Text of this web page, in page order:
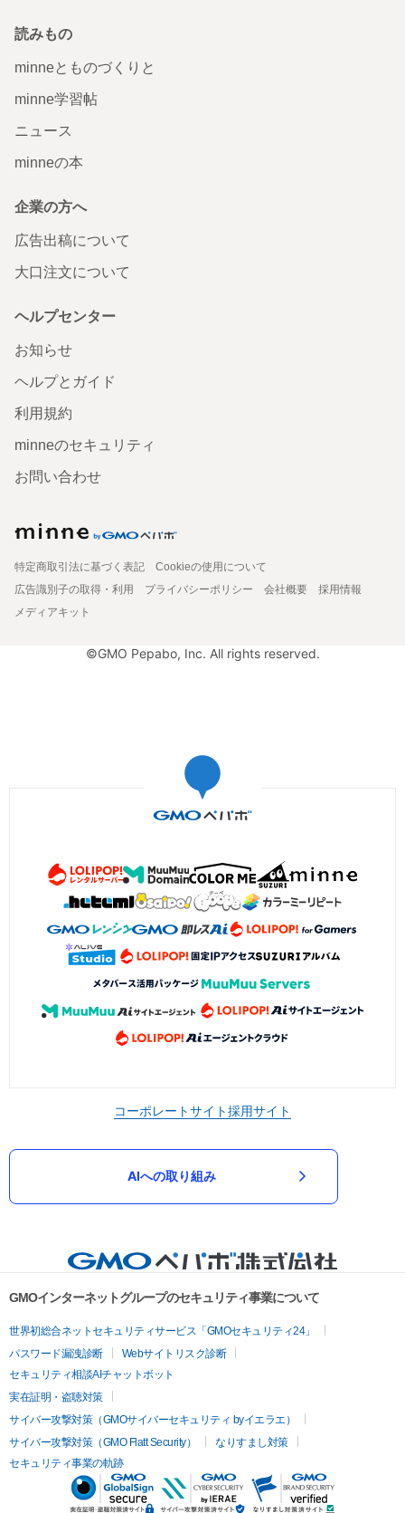
読みもの
minneとものづくりと
minne学習帖
ニュース
minneの本
企業の方へ
広告出稿について
大口注文について
ヘルプセンター
お知らせ
ヘルプとガイド
利用規約
minneのセキュリティ
お問い合わせ
特定商取引法に基づく表記
Cookieの使用について
広告識別子の取得・利用
プライバシーポリシー 会社概要
採用情報
メディアキット
©GMO Pepabo, Inc. All rights reserved.
コーポレートサイト採用サイト
AIへの取り組み
GMOインターネットグループのセキュリティ事業について
世界初総合ネットセキュリティサービス「GMOセキュリティ24」
パスワード漏洩診断
Webサイトリスク診断
セキュリティ相談AIチャットボット
実在証明・盗聴対策
サイバー攻撃対策（GMOサイバーセキュリティ byイエラエ）
サイバー攻撃対策（GMO Flatt Security）
なりすまし対策
セキュリティ事業の軌跡